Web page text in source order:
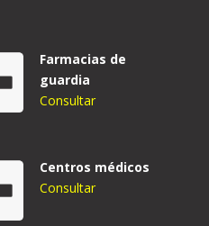
Farmacias de
guardia
Consultar
Centros médicos
Consultar